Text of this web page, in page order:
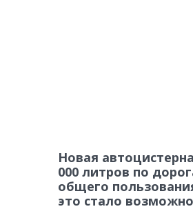
Новая
000 литров по
общего
это стало возможно